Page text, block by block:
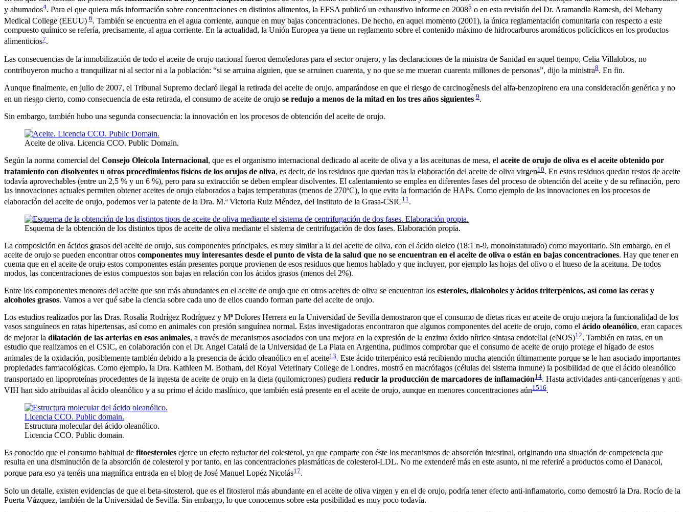
y ahumados4. Para el que quiera más información sobre concentraciones en distintos alimentos, la EFSA publicó un exhaustivo informe en 20085 o en esta revisión del Dr. Aramandla Ramesh, del Meharry
Medical College (EEUU) 6. También se encuentra en el agua corriente, aunque en muy bajas concentraciones. De hecho, en aquel momento (2001), la única reglamentación comunitaria con respecto a este
compuesto químico se refería, precisamente, al agua corriente. En la actualidad, la Unión Europea ya tiene un reglamento sobre el contenido máximo de hidrocarburos aromáticos policíclicos en los productos
alimenticios7.
Las consecuencias de la inmobilización de todo el aceite de orujo nacional fueron demoledoras para el sector orujero, y las declaraciones de la ministra de Sanidad en aquel tiempo, Celia Villalobos, no
contribuyeron mucho a tranquilizar ni al sector ni a la población: “si se arruina alguien, que se arruinen cuarenta, y no que se me mueran cuarenta millones de personas”, dijo la ministra8. En fin.
Aunque finalmente, en julio de 2007, el Tribunal Supremo declaró ilegal la retirada del aceite de orujo, amparándose en que el riesgo de carcinogénesis del alfa-benzopireno era una consideración genérica y no
en un riesgo cierto, como consecuencia de esta retirada, el consumo de aceite de orujo se redujo a menos de la mitad en los tres años siguientes 9.
Sin embargo, también hubo una segunda consecuencia: la innovación en los procesos de obtención del aceite de orujo.
Aceite de oliva. Licencia CCO. Public Domain.
Según la norma comercial del Consejo Oleícola Internacional, que es el organismo internacional dedicado al aceite de oliva y a las aceitunas de mesa, el aceite de orujo de oliva es el aceite obtenido por
tratamiento con disolventes u otros procedimientos físicos de los orujos de oliva, es decir, de los residuos que quedan tras la elaboración del aceite de oliva virgen10. En estos residuos quedan restos de aceite
todavía aprovechables (entre un 2,5 % y un 6 %), pero para su extracción se deben emplear disolventes. El calentamiento se emplea en diferentes fases del proceso de obtención del aceite y de su refinación, pero
las innovaciones actuales permiten obtener aceites de orujo elaborados a bajas temperaturas (menos de 270ºC), lo que evita la formación de HAPs. Como ejemplo de las innovaciones en los procesos de
elaboración del aceite de orujo, podemos ver la patente de la Dra. M.ª Victoria Ruiz Méndez, del Instituto de la Grasa-CSIC11 .
Esquema de la obtención de los distintos tipos de aceite de oliva mediante el sistema de centrifugación de dos fases. Elaboración propia.
La composición en ácidos grasos del aceite de orujo, sus componentes principales, es muy similar a la del aceite de oliva, con el ácido oleico (18:1 n-9, monoinstaturado) como mayoritario. Sin embargo, en el
aceite de orujo se pueden encontrar otros componentes muy interesantes desde el punto de vista de la salud que no se encuentran en el aceite de oliva o están en bajas concentraciones. Hay que tener en
cuenta que en el aceite de orujo estos componentes están presentes porque provienen de esos residuos que hemos hablado y que incluyen, por ejemplo las hojas del olivo o el hueso de la aceituna. De todos
modos, las concentraciones de estos compuestos son bajas en relación con los ácidos grasos (menos del 2%).
Entre los componentes menores del aceite que son más abundantes en el aceite de orujo que en otros aceites de oliva se encuentran los esteroles, dialcoholes y ácidos triterpénicos, así como las ceras y
alcoholes grasos. Vamos a ver qué sabe la ciencia sobre cada uno de ellos cuando forman parte del aceite de orujo.
Los estudios realizados por las Dras. Rosalía Rodrígez Rodríguez y Mª Dolores Herrera en la Universidad de Sevilla demostraron que el consumo de dietas ricas en aceite de orujo mejora la funcionalidad de los
vasos sanguíneos en ratas hipertensas, así como en animales con presión sanguínea normal. Estas investigadoras encontraron que algunos componentes del aceite de orujo, como el ácido oleanólico, eran capaces
de mejorar la dilatación de las arterias en esos animales, a través de mecanismos asociados con una mejora en la expresión de la enzima óxido nítrico sintasa endotelial (eNOS)12. También en ratas, en un
estudio que realizamos en el CSIC, en colaboración con el Dr. Angel Catalá de la Universidad de La Plata en Argentina, pudimos comprobar que el consumo de aceite de orujo protege el hígado de estos
animales de la oxidación, posiblemente también debido a la presencia de ácido oleanólico en el aceite13. Este ácido triterpénico está recibiendo mucha atención últimamente porque se le han asociado importantes
propiedades farmacológicas. Como ejemplo, la Dra. Kathleen M. Botham, del Royal Veterinary College de Londres, mostró en macrófagos (células del sistema inmune) la posibilidad de que el ácido oleanólico
transportado en lipoproteínas procedentes de la ingesta de aceite de orujo en la dieta (quilomicrones) pudiera reducir la producción de marcadores de inflamación14. Hasta actividades anti-cancerígenas y anti-
VIH han sido atribuidas al ácido oleanólico y a su primo el ácido maslínico, que también está presente en el aceite de orujo, aunque en menores concentraciones aún1516.
Estructura molecular del ácido oleanólico.
Licencia CCO. Public domain.
Es conocido que el consumo habitual de fitoesteroles ejerce un efecto reductor del colesterol, ya que comparte con éste los mecanismos de absorción intestinal, originando una situación de competencia que
resulta en una disminución de la absorción de colesterol y por tanto, en las concentraciones plasmáticas de colesterol-LDL. No me extenderé más en este asunto, ni me referiré a productos como el Danacol,
porque para eso ya tenéis una magnífica entrada en el blog de José Manuel Lopéz Nicolás17.
Solo un detalle, existen evidencias de que el beta-sitosterol, que es el fitosterol más abundante en el aceite de oliva virgen y en el de orujo, podría tener efecto anti-inflamatorio, como demostró la Dra. Rocío de la
Puerta Vázquez, también de la Universidad de Sevilla. Sin embargo, lo que conocemos sobre esta posibilidad es muy poco todavía.